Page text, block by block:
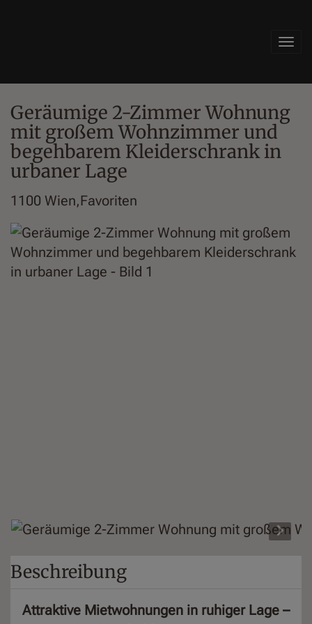
Geräumige 2-Zimmer Wohnung
mit großem Wohnzimmer und
begehbarem Kleiderschrank in
urbaner Lage
1100 Wien,Favoriten
Beschreibung
Attraktive Mietwohnungen in ruhiger Lage –